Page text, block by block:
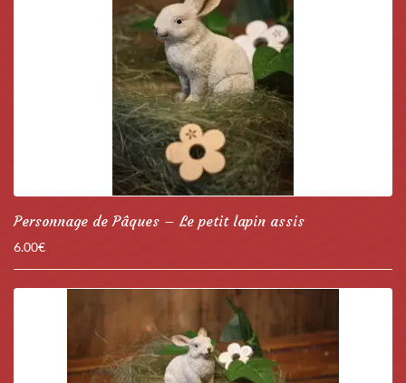
Personnage de Pâques – Le petit lapin assis
6.00€